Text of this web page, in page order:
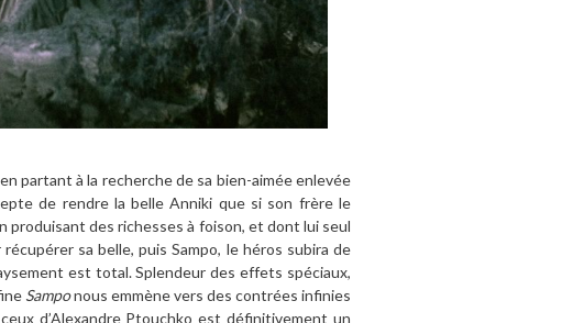
partant à la recherche de sa bien-aimée enlevée
de rendre la belle Anniki que si son frère le
produisant des richesses à foison, et dont lui seul
sa belle, puis Sampo, le héros subira de
est total. Splendeur des effets spéciaux,
Samponous emmène vers des contrées infinies
d’Alexandre Ptouchko est définitivement un